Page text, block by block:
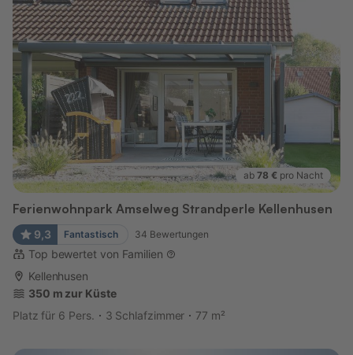
ab 78 € pro Nacht
Ferienwohnpark Amselweg Strandperle Kellenhusen
9,3 Fantastisch 34 Bewertungen
Top bewertet von Familien
Kellenhusen
350 m zur Küste
Platz für 6 Pers.
3 Schlafzimmer 77 m²